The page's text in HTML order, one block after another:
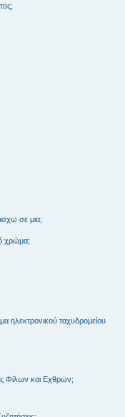
σε μια;
χρώμα;
ηλεκτρονικού ταχυδρομείου
Φίλων και Εχθρών;